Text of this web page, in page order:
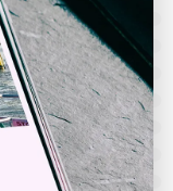
Overzicht
BLOG
Overzicht
AI
Software